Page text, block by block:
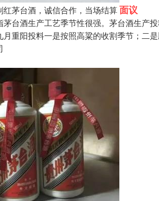
茅台酒，诚信合作，当场结算面议
台酒生产工艺季节性很强。茅台酒生产
重阳投料一是按照高粱的收割季节；二